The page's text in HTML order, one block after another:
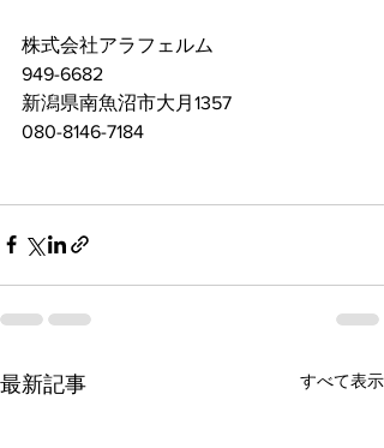
株式会社アラフェルム
949-6682
新潟県南魚沼市大月1357
080-8146-7184
最新記事 すべて表示